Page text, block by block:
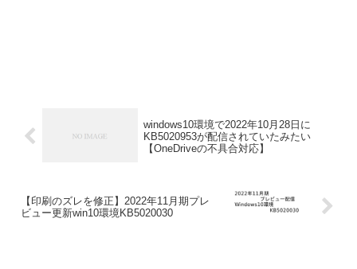
windows10環境で2022年10月28日に
KB5020953が配信されていたみたい
【OneDriveの不具合対応】
【印刷のズレを修正】2022年11月期プレ
ビュー更新win10環境KB5020030